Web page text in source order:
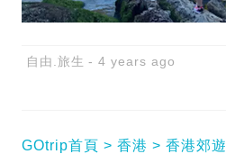
自由.旅生 4 years ago
GOtrip首頁 香港 香港郊遊